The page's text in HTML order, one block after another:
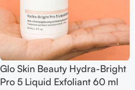
Glo Skin Beauty Hydra-Bright
Pro 5 Liquid Exfoliant 60 ml